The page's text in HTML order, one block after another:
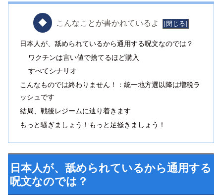
こんなことが書かれているよ
日本人が、舐められているから通用する呪文なのでは？
ワクチンは言い値で捨てるほど購入
すべてシナリオ
こんなものでは終わりません！：統一地方選以降は増税ラ
ッシュです
結局、戦後レジームに辿り着きます
もっと騒ぎましょう！もっと足掻きましょう！
日本人が、舐められているから通用する
呪文なのでは？